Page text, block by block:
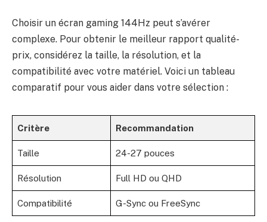
Choisir un écran gaming 144Hz peut s’avérer
complexe. Pour obtenir le meilleur rapport qualité-
prix, considérez la taille, la résolution, et la
compatibilité avec votre matériel. Voici un tableau
comparatif pour vous aider dans votre sélection :
Critère Recommandation
Taille 24-27 pouces
Résolution Full HD ou QHD
Compatibilité G-Sync ou FreeSync